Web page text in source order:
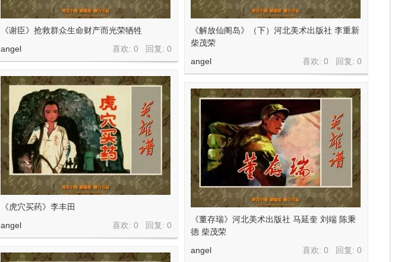
《谢臣》抢救群众生命财产而光荣牺牲
喜欢: 0 回复:0
angel
《解放仙阁岛》（下）河北美术出版社 李重新
柴茂荣
喜欢: 0 回复:0
angel
《虎穴买药》李丰田
喜欢: 0 回复:0
angel
《董存瑞》河北美术出版社 马延奎 刘端 陈秉
德 柴茂荣
喜欢: 0 回复:0
angel